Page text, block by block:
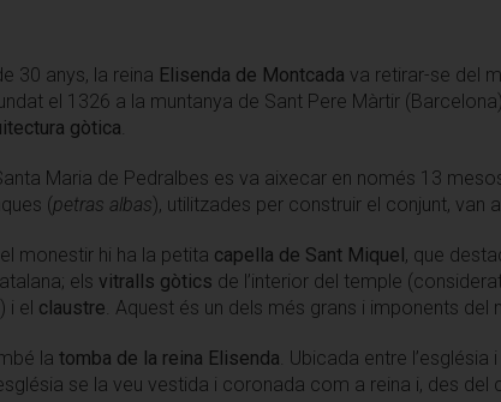
30 anys, la reina Elisenda de Montcada va retirar-se del
el 1326 a la muntanya de Sant Pere Màrtir
gòtica
Maria de Pedralbes es va aixecar en només 13
(petras albas), utilitzades per construir el conjunt, van
monestir hi ha la petita capella de Sant Miquel, que
els vitralls gòtics de l’interior del temple
i el claustre . Aquest és un dels més grans i imponents del
latomba de la reina Elisenda . Ubicada entre
se la veu vestida i coronada com a reina i, des